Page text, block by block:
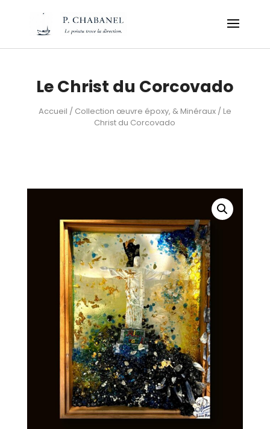
Le Christ du Corcovado
Accueil / Collection œuvre époxy, & Minéraux/ Le
Christ du Corcovado